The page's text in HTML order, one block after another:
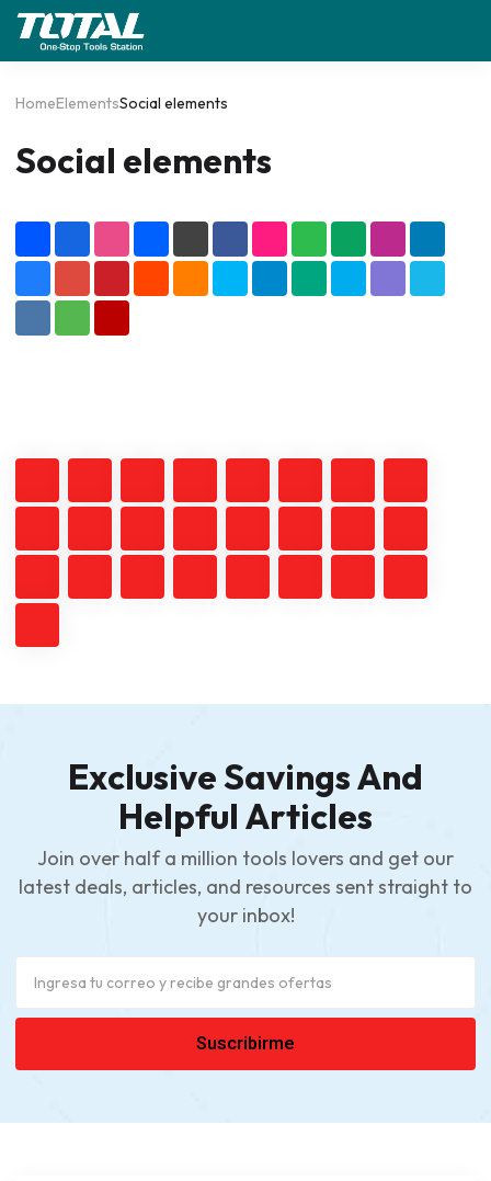
HomeElementsSocial elements
Social elements
Exclusive Savings And
Helpful Articles
Join over half a million tools lovers and get our
latest deals, articles, and resources sent straight to
your inbox!